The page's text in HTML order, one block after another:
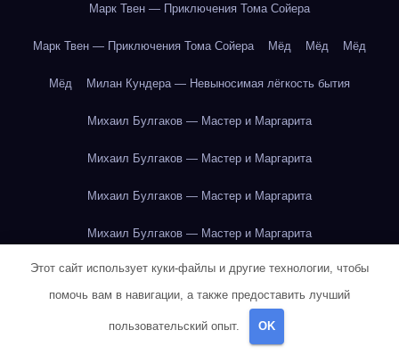
Марк Твен — Приключения Тома Сойера
Марк Твен — Приключения Тома Сойера Мёд Мёд Мёд
Мёд Милан Кундера — Невыносимая лёгкость бытия
Михаил Булгаков — Мастер и Маргарита
Михаил Булгаков — Мастер и Маргарита
Михаил Булгаков — Мастер и Маргарита
Михаил Булгаков — Мастер и Маргарита
Михаил Булгаков — Мастер и Маргарита
Михаил Булгаков — Мастер и Маргарита
Михаил Булгаков — Мастер и Маргарита
Этот сайт использует куки-файлы и другие технологии, чтобы
помочь вам в навигации, а также предоставить лучший
пользовательский опыт. OK